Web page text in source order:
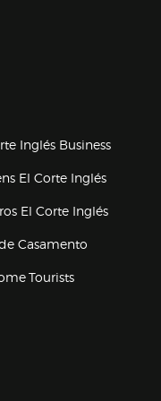
Inglés Business
El Corte Inglés(abre en
El Corte Inglés(abre en
Casamento
Tourists